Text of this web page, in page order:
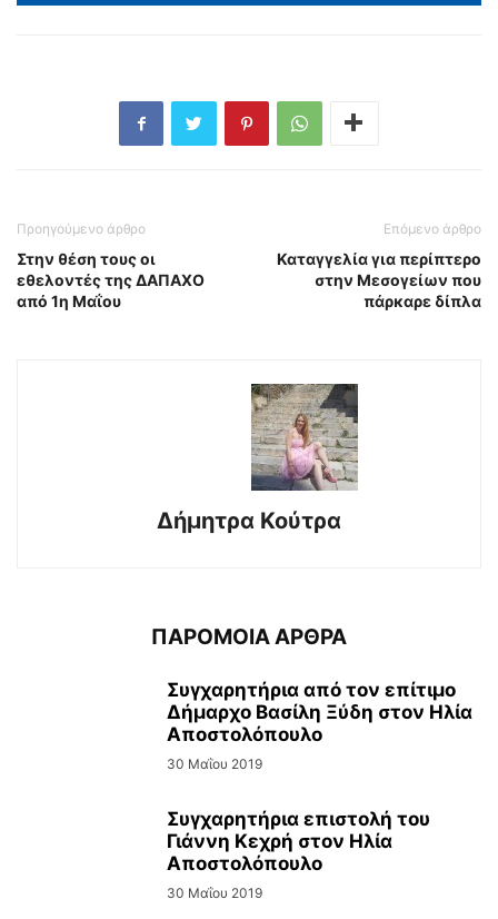
Προηγούμενο άρθρο
Στην θέση τους οι
εθελοντές της ΔΑΠΑΧΟ
από 1η Μαΐου
Επόμενο άρθρο
Καταγγελία για περίπτερο
στην Μεσογείων που
πάρκαρε δίπλα
Δήμητρα Κούτρα
ΠΑΡΟΜΟΙΑ ΑΡΘΡΑ
Συγχαρητήρια από τον επίτιμο
Δήμαρχο Βασίλη Ξύδη στον Ηλία
Αποστολόπουλο
30 Μαΐου 2019
Συγχαρητήρια επιστολή του
Γιάννη Κεχρή στον Ηλία
Αποστολόπουλο
30 Μαΐου 2019